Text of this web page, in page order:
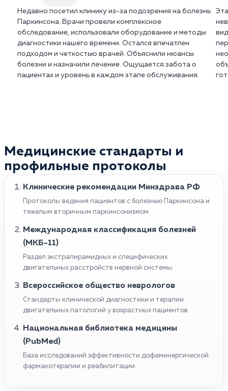
Недавно посетил клинику из-за подозрения на болезнь
Паркинсона. Врачи провели комплексное
обследование, использовали оборудование и методы
диагностики нашего времени. Остался впечатлен
подходом и четкостью врачей. Объяснили нюансы
болезни и назначили лечение. Ощущается забота о
пациентах и уровень в каждом этапе обслуживания.
Медицинские стандарты и
профильные протоколы
Клинические рекомендации Минздрава РФ
Протоколы ведения пациентов с болезнью Паркинсона и
тяжелым вторичным паркинсонизмом.
Международная классификация болезней
(МКБ-11)
Раздел экстрапирамидных и специфических
двигательных расстройств нервной системы.
Всероссийское общество неврологов
Стандарты клинической диагностики и терапии
двигательных патологий у возрастных пациентов.
Национальная библиотека медицины
(PubMed)
База исследований эффективности дофаминергической
фармакотерапии и реабилитации.